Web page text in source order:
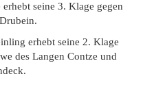
seine 3. Klage gegen
erhebt seine 2. Klage
des Langen Contze und